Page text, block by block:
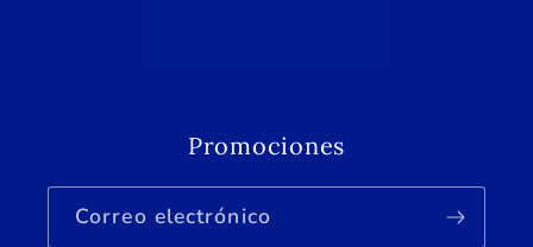
Promociones
Correo electrónico